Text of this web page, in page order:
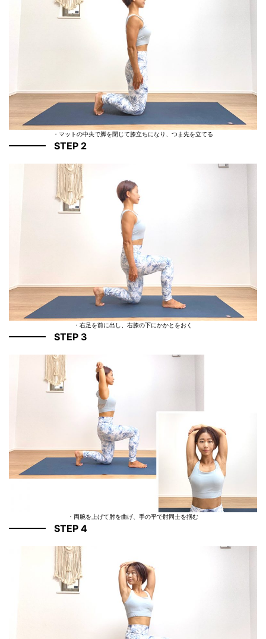
・マットの中央で脚を閉じて膝立ちになり、つま先を立てる
STEP 2
・右足を前に出し、右膝の下にかかとをおく
STEP 3
・両腕を上げて肘を曲げ、手の平で肘同士を掴む
STEP 4